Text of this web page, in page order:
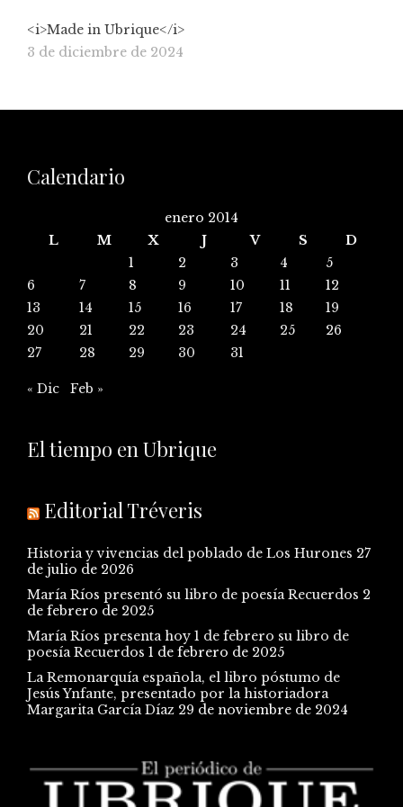
<i>Made in Ubrique</i>
3 de diciembre de 2024
Calendario
enero 2014
L
M X J V S
D
1
2 3 4
5
6
7 8 9 10 11
12
13
14 15 16 17 18
19
20
21 22 23 24 25
26
27
28 29 30 31
« Dic Feb »
El tiempo en Ubrique
Editorial Tréveris
Historia y vivencias del poblado de Los Hurones 27
de julio de 2026
María Ríos presentó su libro de poesía Recuerdos 2
de febrero de 2025
María Ríos presenta hoy 1 de febrero su libro de
poesía Recuerdos 1 de febrero de 2025
La Remonarquía española, el libro póstumo de
Jesús Ynfante, presentado por la historiadora
Margarita García Díaz 29 de noviembre de 2024